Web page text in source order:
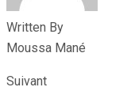
Written By
Moussa Mané
Suivant